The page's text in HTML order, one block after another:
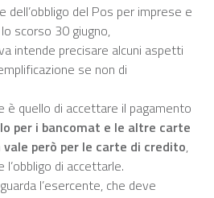
dell’obbligo del Pos per imprese e
scorso 30 giugno,
intende precisare alcuni aspetti
se non di
è quello di accettare il pagamento
per i bancomat e le altre carte
vale però per le carte di credito,
di accettarle.
l’esercente, che deve